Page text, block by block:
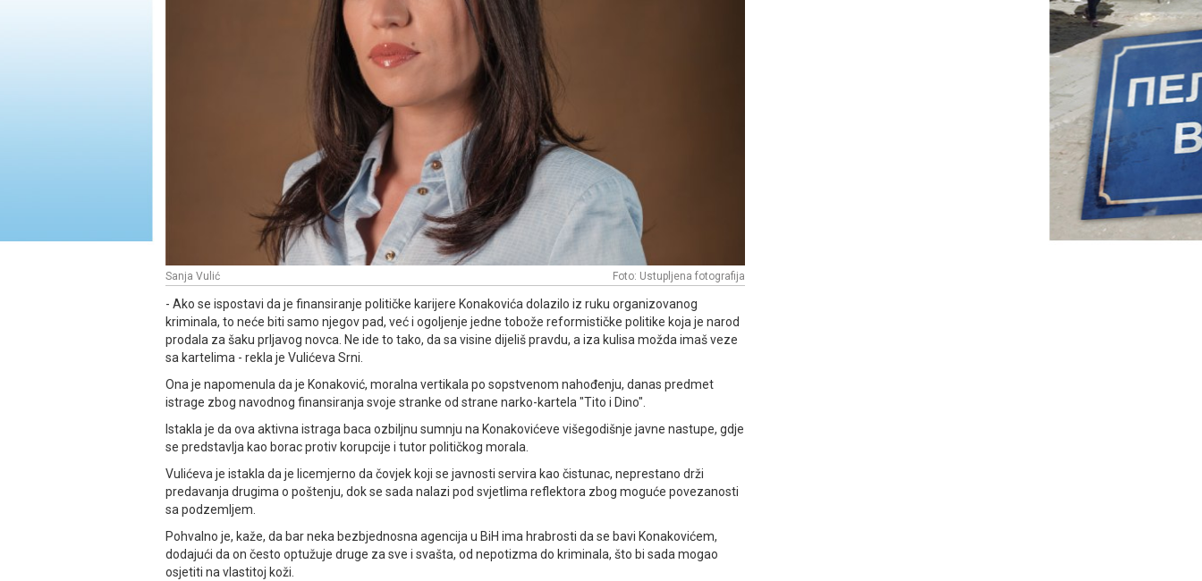
Sanja Vulić Foto: Ustupljena fotografija
- Ako se ispostavi da je finansiranje političke karijere Konakovića dolazilo iz ruku organizovanog
kriminala, to neće biti samo njegov pad, već i ogoljenje jedne tobože reformističke politike koja je narod
prodala za šaku prljavog novca. Ne ide to tako, da sa visine dijeliš pravdu, a iza kulisa možda imaš veze
sa kartelima - rekla je Vulićeva Srni.
Ona je napomenula da je Konaković, moralna vertikala po sopstvenom nahođenju, danas predmet
istrage zbog navodnog finansiranja svoje stranke od strane narko-kartela "Tito i Dino".
Istakla je da ova aktivna istraga baca ozbiljnu sumnju na Konakovićeve višegodišnje javne nastupe, gdje
se predstavlja kao borac protiv korupcije i tutor političkog morala.
Vulićeva je istakla da je licemjerno da čovjek koji se javnosti servira kao čistunac, neprestano drži
predavanja drugima o poštenju, dok se sada nalazi pod svjetlima reflektora zbog moguće povezanosti
sa podzemljem.
Pohvalno je, kaže, da bar neka bezbjednosna agencija u BiH ima hrabrosti da se bavi Konakovićem,
dodajući da on često optužuje druge za sve i svašta, od nepotizma do kriminala, što bi sada mogao
osjetiti na vlastitoj koži.